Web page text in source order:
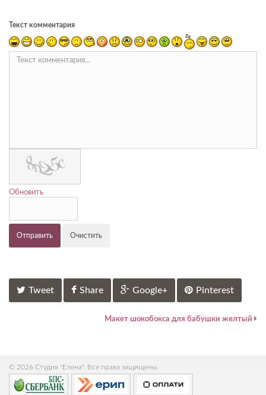
Текст комментария
Обновить
Отправить Очистить
Tweet Share Google+ Pinterest
Макет шокобокса для бабушки желтый
© 2026 Студия "Елена". Все права защищены.